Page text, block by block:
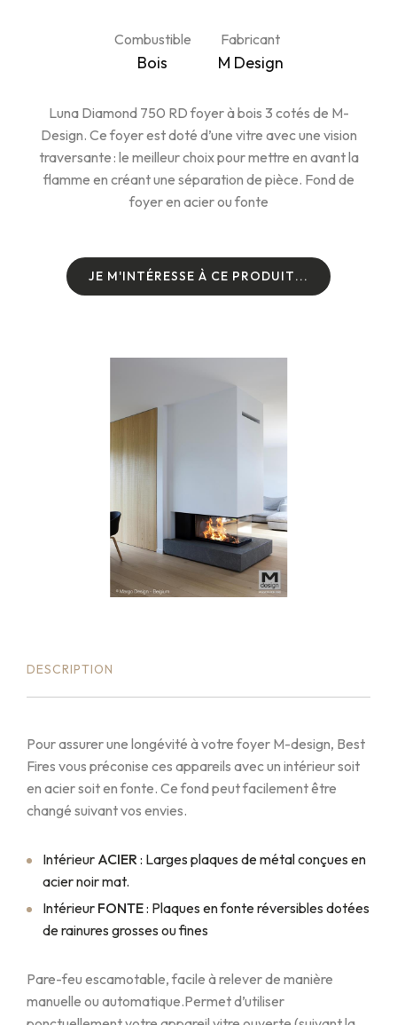
Combustible
Bois
Fabricant
M Design
Luna Diamond 750 RD foyer à bois 3 cotés de M-
Design. Ce foyer est doté d’une vitre avec une vision
traversante : le meilleur choix pour mettre en avant la
flamme en créant une séparation de pièce. Fond de
foyer en acier ou fonte
JE M'INTÉRESSE À CE PRODUIT...
JE M'INTÉRESSE À CE PRODUIT...
DESCRIPTION
Pour assurer une longévité à votre foyer M-design, Best
Fires vous préconise ces appareils avec un intérieur soit
en acier soit en fonte. Ce fond peut facilement être
changé suivant vos envies.
Intérieur ACIER: Larges plaques de métal conçues en
acier noir mat.
Intérieur FONTE: Plaques en fonte réversibles dotées
de rainures grosses ou fines
Pare-feu escamotable, facile à relever de manière
manuelle ou automatique.Permet d’utiliser